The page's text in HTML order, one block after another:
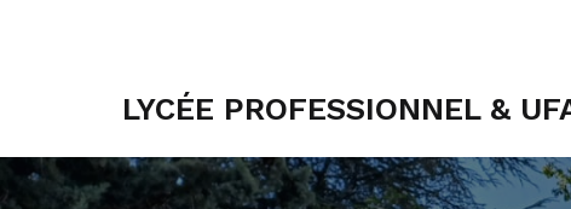
LYCÉE PROFESSIONNEL &